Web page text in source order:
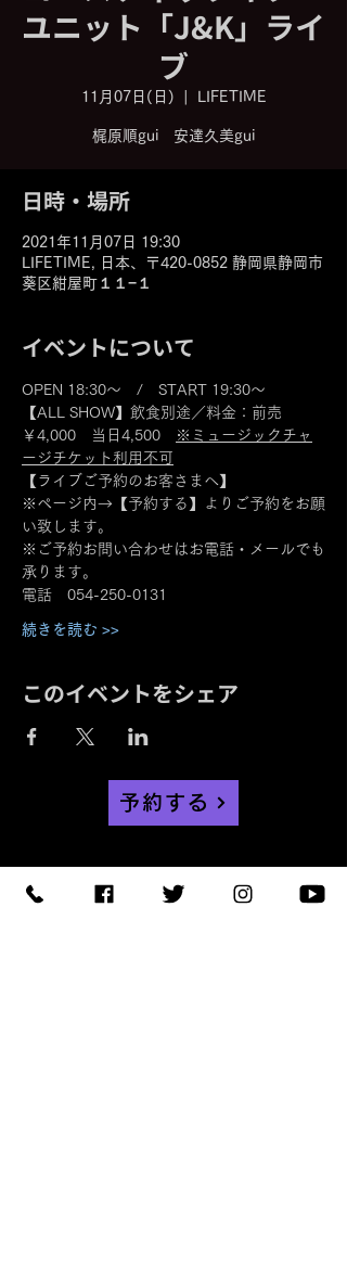
ユニット「J&K」ライ
ブ
11月07日(日) LIFETIME
梶原順gui 安達久美gui
日時・場所
2021年11月07日 19:30
LIFETIME, 日本、〒420-0852 静岡県静岡市
葵区紺屋町１１−１
イベントについて
OPEN 18:30～　/　START 19:30～
【ALL SHOW】飲食別途／料金：前売
￥4,000　当日4,500
※ミュージックチャ
ージチケット利用不可
【ライブご予約のお客さまへ】
※ページ内→【予約する】よりご予約をお願
い致します。
※ご予約お問い合わせはお電話・メールでも
承ります。
電話　054-250-0131
続きを読む >>
このイベントをシェア
予約する